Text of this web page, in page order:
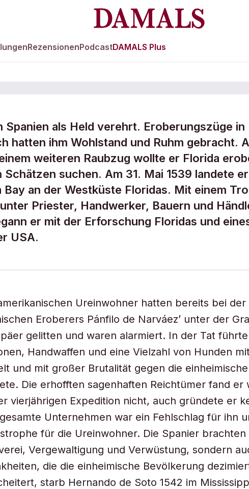
RezensionenPodcastDAMALS Plus
Spanien als Held verehrt. Eroberungszüge in
hatten ihm Wohlstand und Ruhm gebracht.
weiteren Raubzug wollte er Florida
Schätzen suchen. Am 31. Mai 1539 landete
Bay an der Westküste Floridas. Mit einem
Priester, Handwerker, Bauern und
er mit der Erforschung Floridas und
USA.
Ureinwohner hatten bereits bei der
Eroberers Pánfilo de Narváez’ unter der
gelitten und waren alarmiert. In der Tat
Handwaffen und eine Vielzahl von Hunden
und mit großer Brutalität gegen die
Die erhofften sagenhaften Reichtümer fand er
vierjährigen Expedition nicht, auch gründete er
Unternehmen war ein Fehlschlag für ihn
für die Ureinwohner. Die Spanier brachten
Vergewaltigung und Verwüstung, sondern
die die einheimische Bevölkerung
starb Hernando de Soto 1542 im